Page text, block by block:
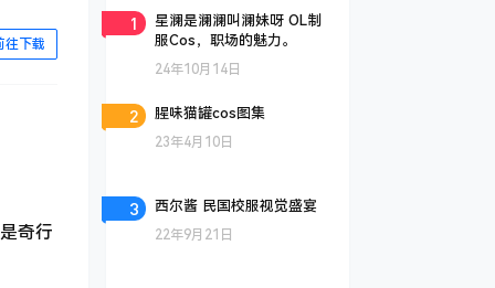
往下载
奇行
1
星澜是澜澜叫澜妹呀 OL制
服Cos，职场的魅力。
24年10月14日
2 腥味猫罐cos图集
23年4月10日
3 西尔酱 民国校服视觉盛宴
22年9月21日